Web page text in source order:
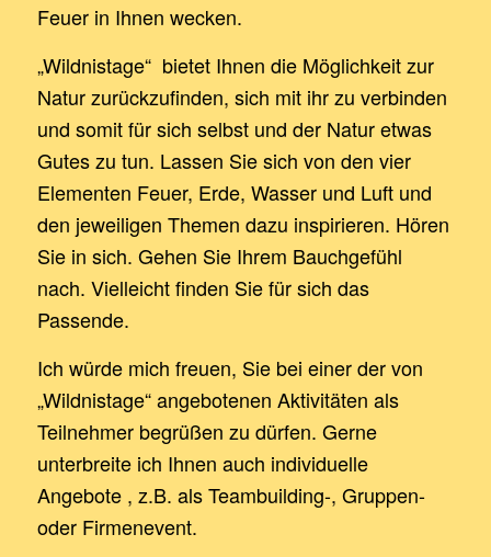
Feuer in Ihnen wecken.
„Wildnistage“ bietet Ihnen die Möglichkeit zur
Natur zurückzufinden, sich mit ihr zu verbinden
und somit für sich selbst und der Natur etwas
Gutes zu tun. Lassen Sie sich von den vier
Elementen Feuer, Erde, Wasser und Luft und
den jeweiligen Themen dazu inspirieren. Hören
Sie in sich. Gehen Sie Ihrem Bauchgefühl
nach. Vielleicht finden Sie für sich das
Passende.
Ich würde mich freuen, Sie bei einer der von
„Wildnistage“ angebotenen Aktivitäten als
Teilnehmer begrüßen zu dürfen. Gerne
unterbreite ich Ihnen auch individuelle
Angebote , z.B. als Teambuilding-, Gruppen-
oder Firmenevent.